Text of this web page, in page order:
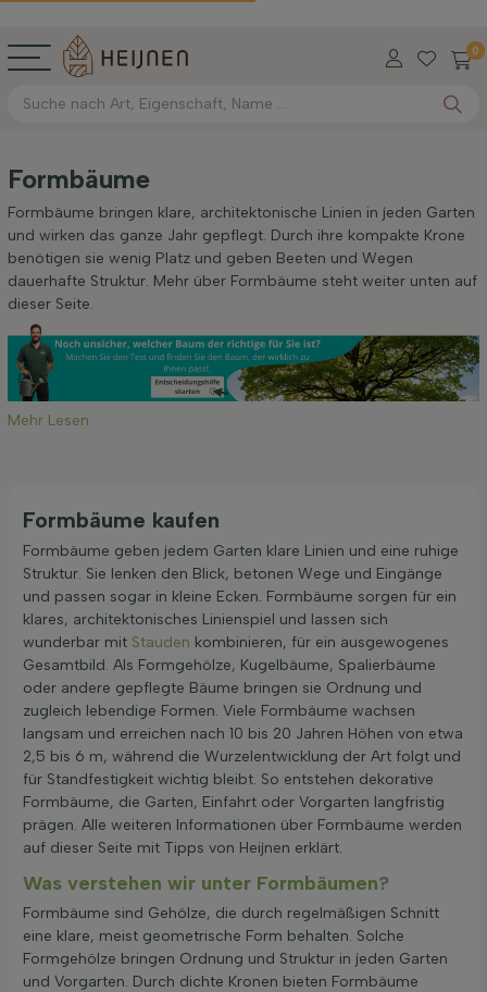
0
Formbäume
Formbäume bringen klare, architektonische Linien in jeden Garten
und wirken das ganze Jahr gepflegt. Durch ihre kompakte Krone
benötigen sie wenig Platz und geben Beeten und Wegen
dauerhafte Struktur. Mehr über Formbäume steht weiter unten auf
dieser Seite.
Mehr Lesen
Formbäume kaufen
Formbäume geben jedem Garten klare Linien und eine ruhige
Struktur. Sie lenken den Blick, betonen Wege und Eingänge
und passen sogar in kleine Ecken. Formbäume sorgen für ein
klares, architektonisches Linienspiel und lassen sich
wunderbar mit Stauden kombinieren, für ein ausgewogenes
Gesamtbild. Als Formgehölze, Kugelbäume, Spalierbäume
oder andere gepflegte Bäume bringen sie Ordnung und
zugleich lebendige Formen. Viele Formbäume wachsen
langsam und erreichen nach 10 bis 20 Jahren Höhen von etwa
2,5 bis 6 m, während die Wurzelentwicklung der Art folgt und
für Standfestigkeit wichtig bleibt. So entstehen dekorative
Formbäume, die Garten, Einfahrt oder Vorgarten langfristig
prägen. Alle weiteren Informationen über Formbäume werden
auf dieser Seite mit Tipps von Heijnen erklärt.
Was verstehen wir unter Formbäumen?
Formbäume sind Gehölze, die durch regelmäßigen Schnitt
eine klare, meist geometrische Form behalten. Solche
Formgehölze bringen Ordnung und Struktur in jeden Garten
und Vorgarten. Durch dichte Kronen bieten Formbäume